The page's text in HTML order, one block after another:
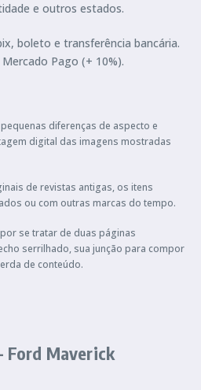
e outros estados.
boleto e transferência bancária.
Pago (+ 10%).
diferenças de aspecto e
digital das imagens mostradas
de revistas antigas, os itens
ou com outras marcas do tempo.
se tratar de duas páginas
serrilhado, sua junção para compor
de conteúdo.
Ford Maverick